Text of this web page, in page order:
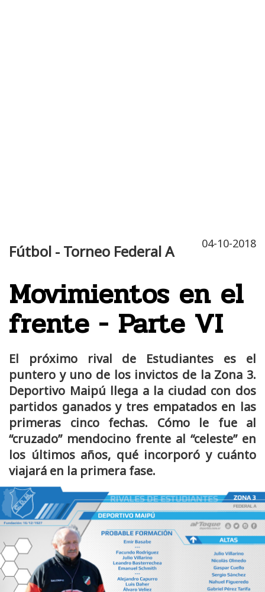
Fútbol - Torneo Federal A 04-10-2018
Movimientos en el
frente - Parte VI
El próximo rival de Estudiantes es el
puntero y uno de los invictos de la Zona 3.
Deportivo Maipú llega a la ciudad con dos
partidos ganados y tres empatados en las
primeras cinco fechas. Cómo le fue al
“cruzado” mendocino frente al “celeste” en
los últimos años, qué incorporó y cuánto
viajará en la primera fase.